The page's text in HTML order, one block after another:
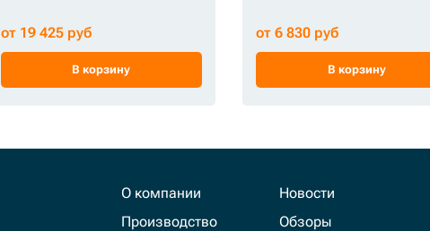
от 19 425 руб
В корзину
от 6 830 руб
В корзину
О компании
Производство
Новости
Обзоры